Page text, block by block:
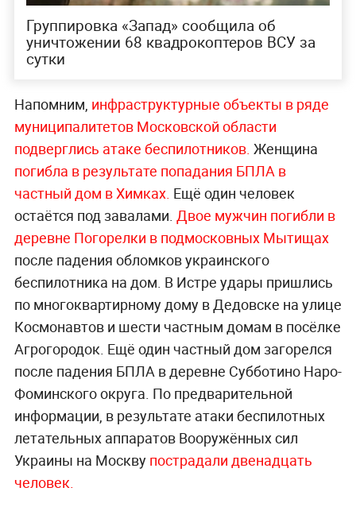
Группировка «Запад» сообщила об
уничтожении 68 квадрокоптеров ВСУ за
сутки
Напомним, инфраструктурные объекты в ряде
муниципалитетов Московской области
подверглись атаке беспилотников. Женщина
погибла в результате попадания БПЛА в
частный дом в Химках. Ещё один человек
остаётся под завалами. Двое мужчин погибли в
деревне Погорелки в подмосковных Мытищах
после падения обломков украинского
беспилотника на дом. В Истре удары пришлись
по многоквартирному дому в Дедовске на улице
Космонавтов и шести частным домам в посёлке
Агрогородок. Ещё один частный дом загорелся
после падения БПЛА в деревне Субботино Наро-
Фоминского округа. По предварительной
информации, в результате атаки беспилотных
летательных аппаратов Вооружённых сил
Украины на Москву пострадали двенадцать
человек.